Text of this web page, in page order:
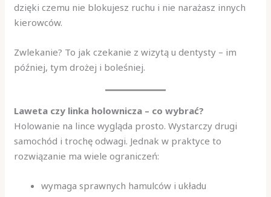
dzięki czemu nie blokujesz ruchu i nie narażasz innych
kierowców.
Zwlekanie? To jak czekanie z wizytą u dentysty – im
później, tym drożej i boleśniej.
Laweta czy linka holownicza – co wybrać?
Holowanie na lince wygląda prosto. Wystarczy drugi
samochód i trochę odwagi. Jednak w praktyce to
rozwiązanie ma wiele ograniczeń:
wymaga sprawnych hamulców i układu